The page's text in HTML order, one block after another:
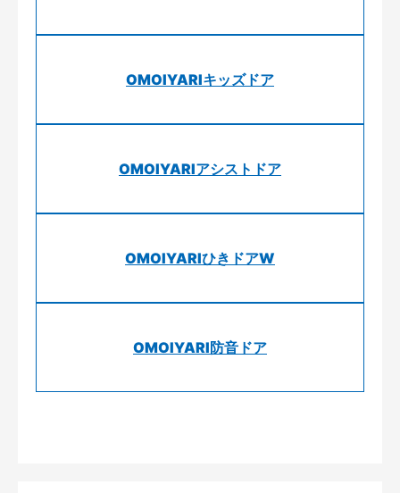
OMOIYARIキッズドア
OMOIYARIアシストドア
OMOIYARIひきドアW
OMOIYARI防音ドア